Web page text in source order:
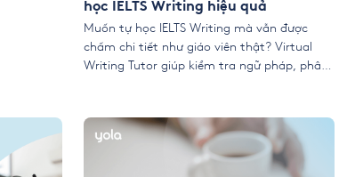
học IELTS Writing hiệu quả
Muốn tự học IELTS Writing mà vẫn được
chấm chi tiết như giáo viên thật? Virtual
Writing Tutor giúp kiểm tra ngữ pháp, phân
này hiệu quả để cải thiện kỹ năng viết và
nâng band điểm […]